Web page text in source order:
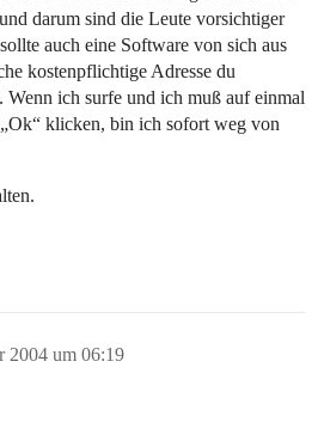
darum sind die Leute vorsichtiger
auch eine Software von sich aus
kostenpflichtige Adresse du
ich surfe und ich muß auf einmal
klicken, bin ich sofort weg von
2004 um 06:19